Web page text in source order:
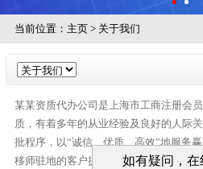
当前位置： 主页> 关于我们
某某资质代办公司是上海市工商注册会
质，有着多年的从业经验及良好的人际
批程序，以“诚信、优质、高效”地服务
移师驻地的客户提供“更优质、更优惠、
如有疑问，在